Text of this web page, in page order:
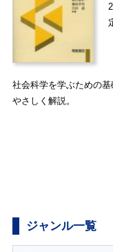
社会科学を学ぶための
やさしく解説。
ジャンル一覧